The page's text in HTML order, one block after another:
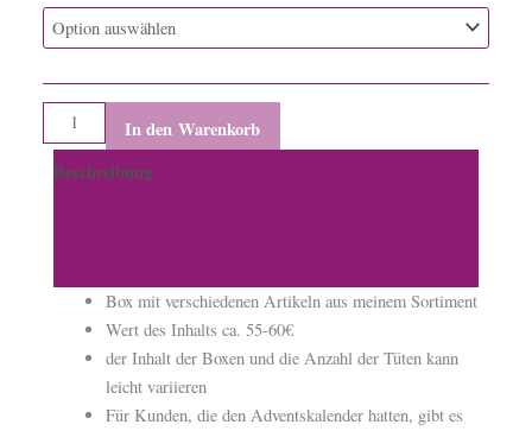
Menge
In den Warenkorb
Beschreibung
Box mit verschiedenen Artikeln aus meinem Sortiment
Wert des Inhalts ca. 55-60€
der Inhalt der Boxen und die Anzahl der Tüten kann
leicht variieren
Für Kunden, die den Adventskalender hatten, gibt es